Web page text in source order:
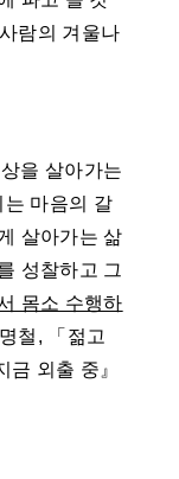
람의 겨울나
을 살아가는
는 마음의 갈
살아가는 삶
성찰하고 그
몸소 수행하
철, 「젊고
외출 중』